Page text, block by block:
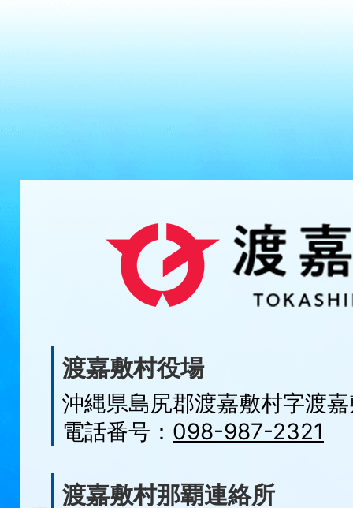
渡嘉敷村役場
沖縄県島尻郡渡嘉敷村字渡
電話番号： 098-987-2321
渡嘉敷村那覇連絡所